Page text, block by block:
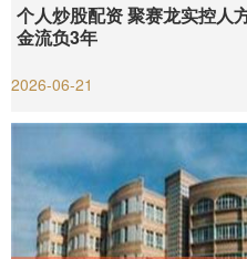
个人炒股配资 聚赛龙实控人
金流负3年
2026-06-21